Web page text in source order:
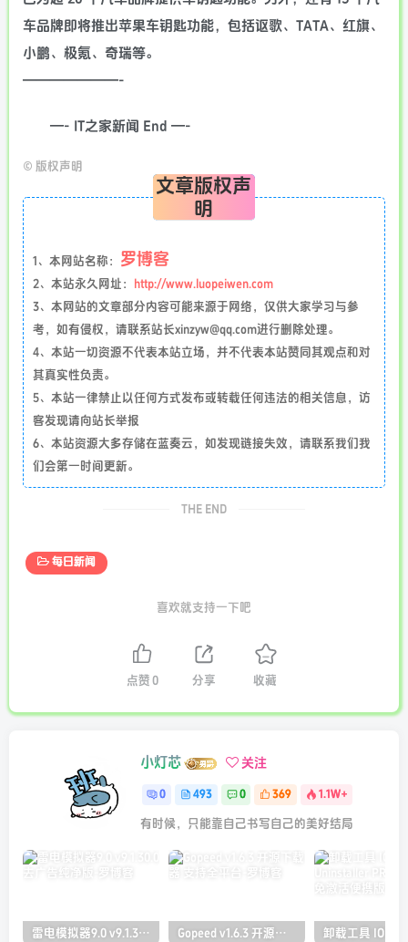
车品牌即将推出苹果车钥匙功能，包括讴歌、TATA、红旗、
小鹏、极氪、奇瑞等。
———————-
—- IT之家新闻 End —-
© 版权声明
文章版权声
明
1、本网站名称： 罗博客
2、本站永久网址：
http://www.luopeiwen.com
3、本网站的文章部分内容可能来源于网络，仅供大家学习与参
考，如有侵权，请联系站长xinzyw@qq.com进行删除处理。
4、本站一切资源不代表本站立场，并不代表本站赞同其观点和对
其真实性负责。
5、本站一律禁止以任何方式发布或转载任何违法的相关信息，访
客发现请向站长举报
6、本站资源大多存储在蓝奏云，如发现链接失效，请联系我们我
们会第一时间更新。
THE END
每日新闻
喜欢就支持一下吧
点赞 0 分享 收藏
小灯芯 关注
0 493 0 369 1.1W+
有时候，只能靠自己书写自己的美好结局
雷电模拟器9.0 v9.1.30.0 去广告纯净版 Gopeed v1.6.3 开源下载器 支持全平台